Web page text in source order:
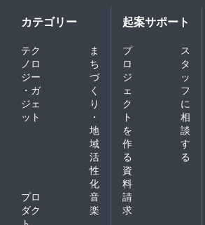
カテゴリー
テク
ノロ
ジー
・ガ
ジェ
ット
ま
ち
づ
く
り
・
地
域
活
性
化
プロ
ダク
音
楽
起案サポート
プ
ロ
ジ
ェ
ク
ト
を
作
る
ス
タ
ッ
フ
に
相
談
す
る
資
料
請
求